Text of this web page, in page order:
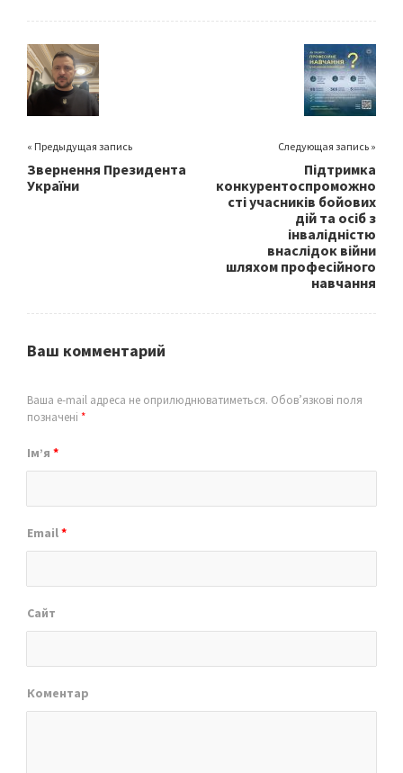
o
o
k
er
« Предыдущая запись
Звернення Президента
України
Следующая запись »
Підтримка
конкурентоспроможно
сті учасників бойових
дій та осіб з
інвалідністю
внаслідок війни
шляхом професійного
навчання
Ваш комментарий
Ваша e-mail адреса не оприлюднюватиметься. Обов’язкові поля
позначені *
Ім’я *
Email*
Сайт
Коментар